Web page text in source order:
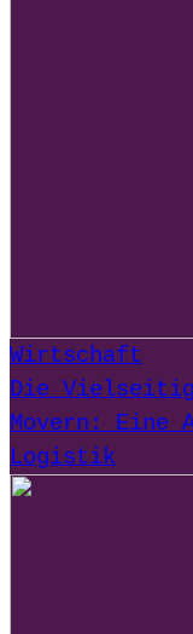
Wirtschaft
Die
Movern:
Logistik